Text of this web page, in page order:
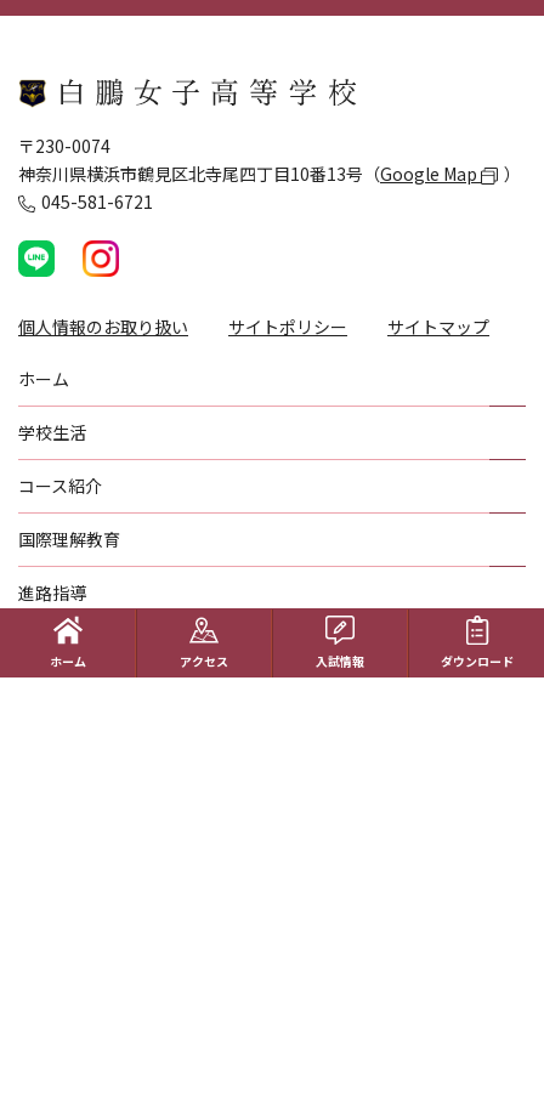
〒230-0074
神奈川県横浜市鶴見区北寺尾四丁目10番13号（Google Map
）
045-581-6721
個人情報のお取り扱い サイトポリシー サイトマップ
ホーム
学校生活
コース紹介
国際理解教育
進路指導
受験生の方へ
ホーム アクセス 入試情報 ダウンロード